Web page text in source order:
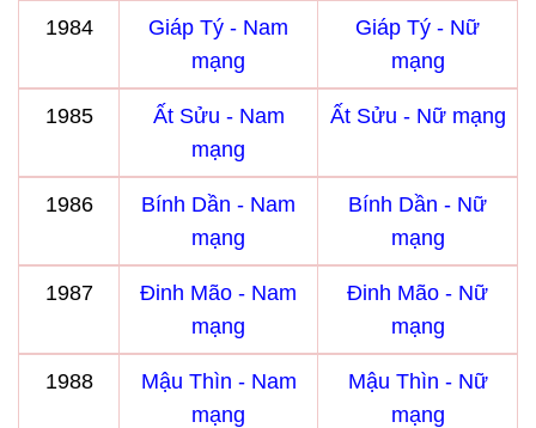
1984
Giáp Tý - Nam
mạng
Giáp Tý - Nữ
mạng
1985
Ất Sửu - Nam
mạng
Ất Sửu - Nữ mạng
1986
Bính Dần - Nam
mạng
Bính Dần - Nữ
mạng
1987
Đinh Mão - Nam
mạng
Đinh Mão - Nữ
mạng
1988
Mậu Thìn - Nam
mạng
Mậu Thìn - Nữ
mạng